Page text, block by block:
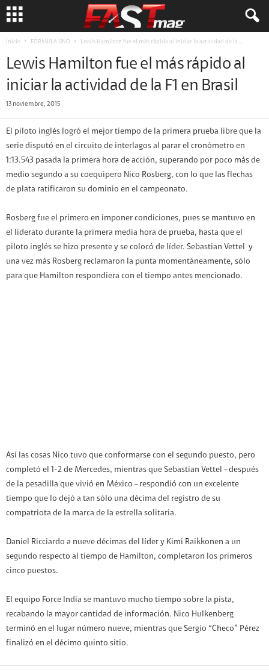
Inicio FÓRMULA UNO Lewis Hamilton fue el más rápido al iniciar la actividad de la...
Lewis Hamilton fue el más rápido al
iniciar la actividad de la F1 en Brasil
13 noviembre, 2015
El piloto inglés logró el mejor tiempo de la primera prueba libre que la
serie disputó en el circuito de interlagos al parar el cronómetro en
1:13.543 pasada la primera hora de acción, superando por poco más de
medio segundo a su coequipero Nico Rosberg, con lo que las flechas
de plata ratificaron su dominio en el campeonato.
Rosberg fue el primero en imponer condiciones, pues se mantuvo en
el liderato durante la primera media hora de prueba, hasta que el
piloto inglés se hizo presente y se colocó de líder. Sebastian Vettel y
una vez más Rosberg reclamaron la punta momentáneamente, sólo
para que Hamilton respondiera con el tiempo antes mencionado.
Así las cosas Nico tuvo que conformarse con el segundo puesto, pero
completó el 1-2 de Mercedes, mientras que Sebastian Vettel – después
de la pesadilla que vivió en México – respondió con un excelente
tiempo que lo dejó a tan sólo una décima del registro de su
compatriota de la marca de la estrella solitaria.
Daniel Ricciardo a nueve décimas del líder y Kimi Raikkonen a un
segundo respecto al tiempo de Hamilton, completaron los primeros
cinco puestos.
El equipo Force India se mantuvo mucho tiempo sobre la pista,
recabando la mayor cantidad de información. Nico Hulkenberg
terminó en el lugar número nueve, mientras que Sergio “Checo” Pérez
finalizó en el décimo quinto sitio.